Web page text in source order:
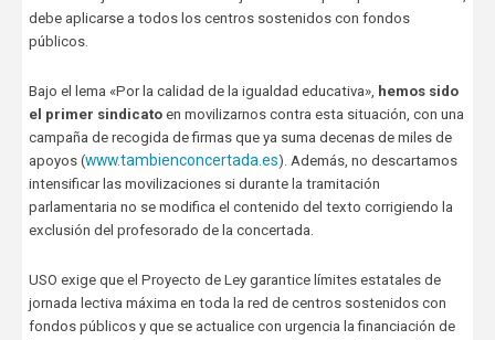
debe aplicarse a todos los centros sostenidos con fondos
públicos.
Bajo el lema «Por la calidad de la igualdad educativa», hemos sido
el primer sindicatoen movilizarnos contra esta situación, con una
campaña de recogida de firmas que ya suma decenas de miles de
apoyos (www.tambienconcertada.es). Además, no descartamos
intensificar las movilizaciones si durante la tramitación
parlamentaria no se modifica el contenido del texto corrigiendo la
exclusión del profesorado de la concertada.
USO exige que el Proyecto de Ley garantice límites estatales de
jornada lectiva máxima en toda la red de centros sostenidos con
fondos públicos y que se actualice con urgencia la financiación de